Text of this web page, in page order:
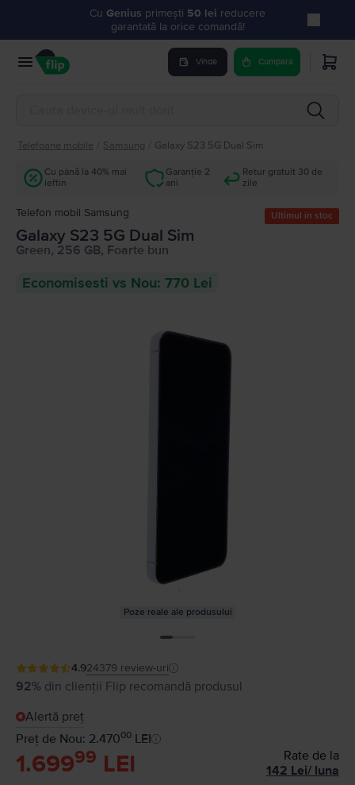
Cu Genius primești 50 lei reducere
garantată la orice comandă!
Vinde Cumpara
Telefoane mobile Samsung Galaxy S23 5G Dual Sim
Cu până la 40% mai
ieftin
Garanție 2
ani
Retur gratuit 30 de
zile
Telefon mobil Samsung Ultimul în stoc
Galaxy S23 5G Dual Sim
Green, 256 GB, Foarte bun
Economisesti vs Nou: 770 Lei
Poze reale ale produsului
4.924379 review-uri
92% din clienții Flip recomandă produsul
Alertă preț
Preț de Nou: 2.47000 LEI
1.69999 LEI
Rate de la
142 Lei/ luna